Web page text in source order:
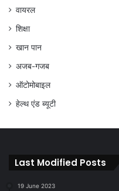
वायरल
शिक्षा
खान पान
अजब-गजब
ऑटोमोबाइल
हेल्थ एंड ब्यूटी
Last Modified Posts
19 June 2023